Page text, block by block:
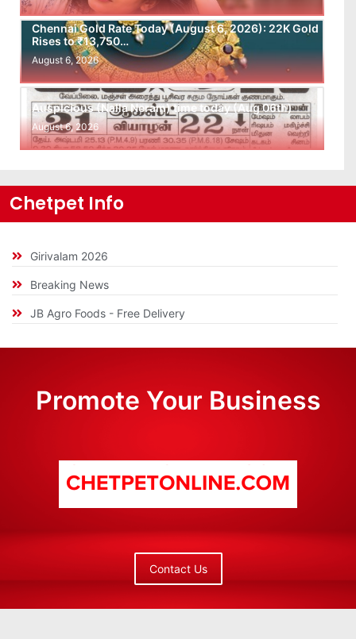
Chennai Gold Rate Today (August 6, 2026): 22K Gold
Rises to ₹13,750…
August 6, 2026
Auspicious (Nalla Neram) time today (Aug 06th)
August 6, 2026
Chetpet Info
Girivalam 2026
Breaking News
JB Agro Foods - Free Delivery
Promote Your Business
Contact Us